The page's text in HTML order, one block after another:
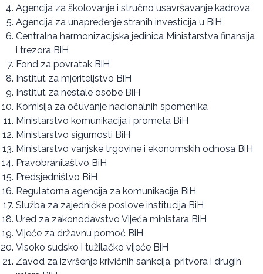
Agencija za školovanje i stručno usavršavanje kadrova
Agencija za unapređenje stranih investicija u BiH
Centralna harmonizacijska jedinica Ministarstva finansija
i trezora BiH
Fond za povratak BiH
Institut za mjeriteljstvo BiH
Institut za nestale osobe BiH
Komisija za očuvanje nacionalnih spomenika
Ministarstvo komunikacija i prometa BiH
Ministarstvo sigurnosti BiH
Ministarstvo vanjske trgovine i ekonomskih odnosa BiH
Pravobranilaštvo BiH
Predsjedništvo BiH
Regulatorna agencija za komunikacije BiH
Služba za zajedničke poslove institucija BiH
Ured za zakonodavstvo Vijeća ministara BiH
Vijeće za državnu pomoć BiH
Visoko sudsko i tužilačko vijeće BiH
Zavod za izvršenje krivičnih sankcija, pritvora i drugih